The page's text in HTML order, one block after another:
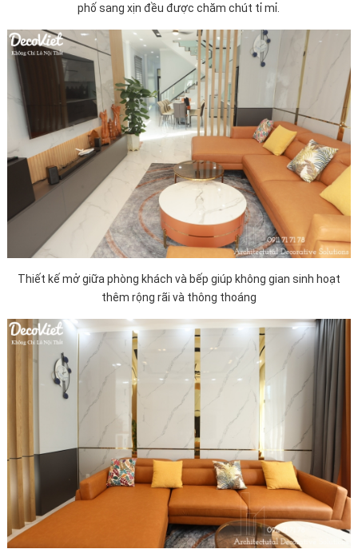
phố sang xịn đều được chăm chút tỉ mỉ.
Thiết kế mở giữa phòng khách và bếp giúp không gian sinh hoạt
thêm rộng rãi và thông thoáng